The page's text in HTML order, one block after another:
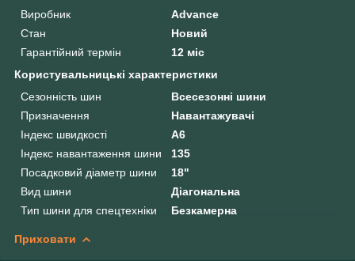
Виробник
Advance
Стан
Новий
Гарантійний термін
12 міс
Користувальницькі характеристики
Сезонність шин
Всесезонні шини
Призначення
Навантажувачі
Індекс швидкості
A6
Індекс навантаження шини
135
Посадковий діаметр шини
18"
Вид шини
Діагональна
Тип шини для спецтехніки
Безкамерна
Приховати